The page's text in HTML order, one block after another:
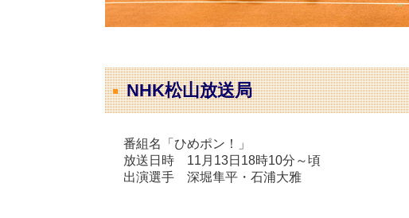
NHK松山放送局
番組名「ひめポン！」
放送日時 11月13日18時10分～頃
出演選手 深堀隼平・石浦大雅